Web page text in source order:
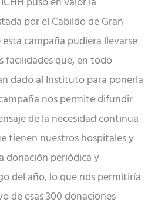
por el Cabildo de Gran
campaña pudiera llevarse
facilidades que, en todo
dado al Instituto para ponerla
nos permite difundir
de la necesidad continua
tienen nuestros hospitales y
donación periódica y
del año, lo que nos permitiría
de esas 300 donaciones